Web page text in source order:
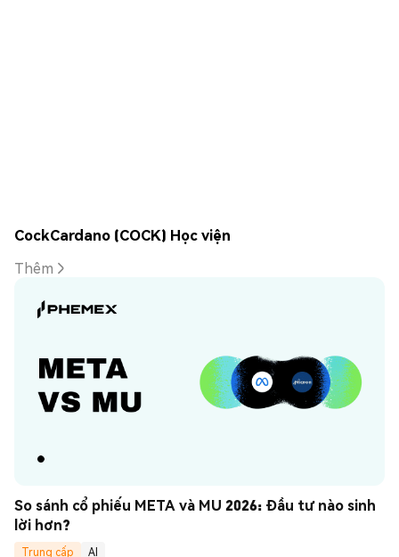
CockCardano (COCK) Học viện
Thêm
So sánh cổ phiếu META và MU 2026: Đầu tư nào sinh
lời hơn?
Trung cấp
AI